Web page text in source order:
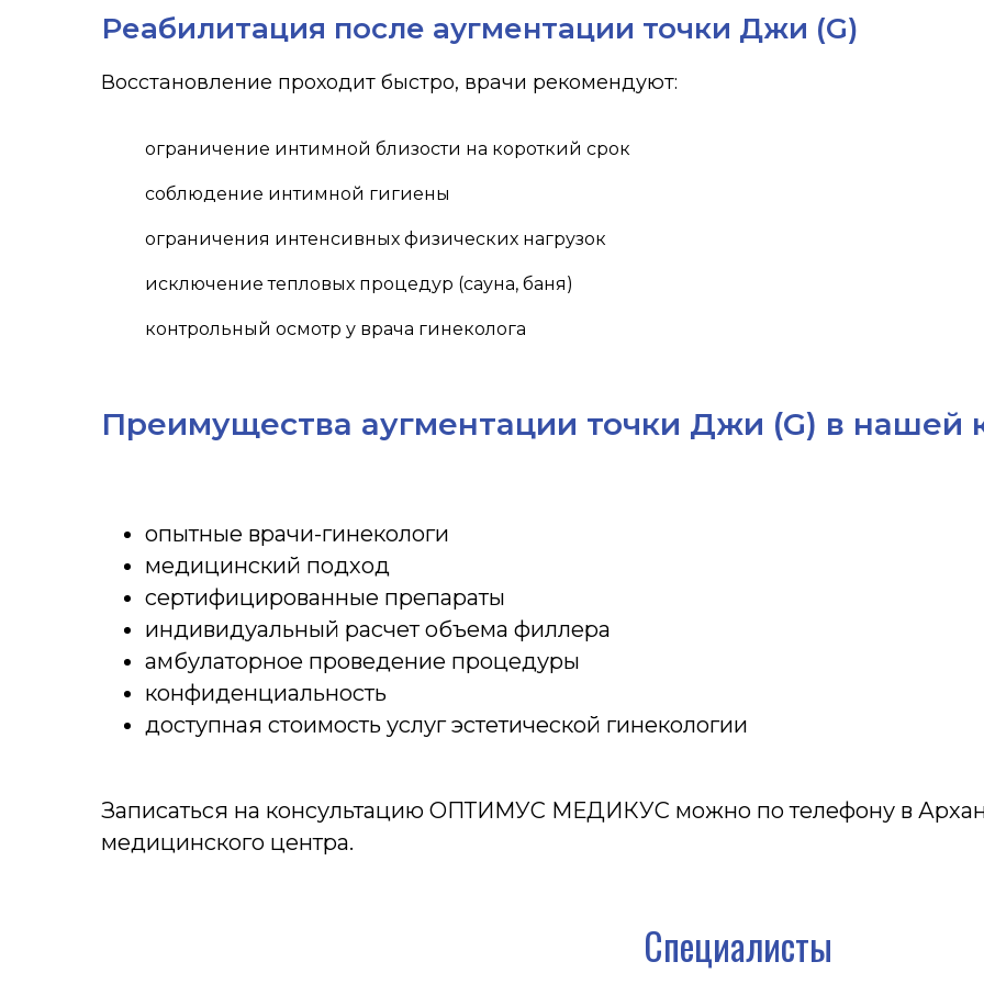
Реабилитация после аугментации точки Джи (G)
Восстановление проходит быстро, врачи рекомендуют:
ограничение интимной близости на короткий срок
соблюдение интимной гигиены
ограничения интенсивных физических нагрузок
исключение тепловых процедур (сауна, баня)
контрольный осмотр у врача гинеколога
Преимущества аугментации точки Джи (G) в нашей
опытные врачи-гинекологи
медицинский подход
сертифицированные препараты
индивидуальный расчет объема филлера
амбулаторное проведение процедуры
конфиденциальность
доступная стоимость услуг эстетической гинекологии
Записаться на консультацию ОПТИМУС МЕДИКУС можно по телефону в
медицинского центра.